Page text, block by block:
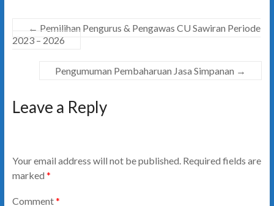
← Pemilihan Pengurus & Pengawas CU Sawiran Periode
2023 – 2026
Pengumuman Pembaharuan Jasa Simpanan →
Leave a Reply
Your email address will not be published. Required fields are
marked *
Comment*